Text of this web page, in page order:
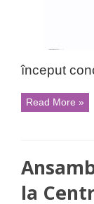
început
Read More »
la